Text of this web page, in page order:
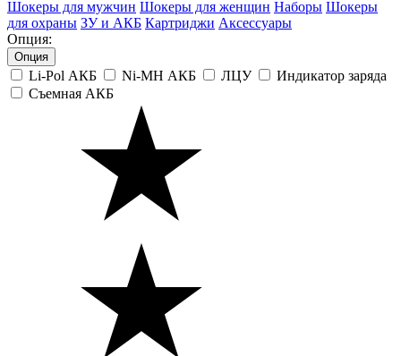
Шокеры для мужчин Шокеры для женщин Наборы Шокеры
для охраны ЗУ и АКБ Картриджи Аксессуары
Опция:
Опция
Li-Pol АКБ Ni-MH АКБ ЛЦУ
Индикатор заряда
Съемная АКБ